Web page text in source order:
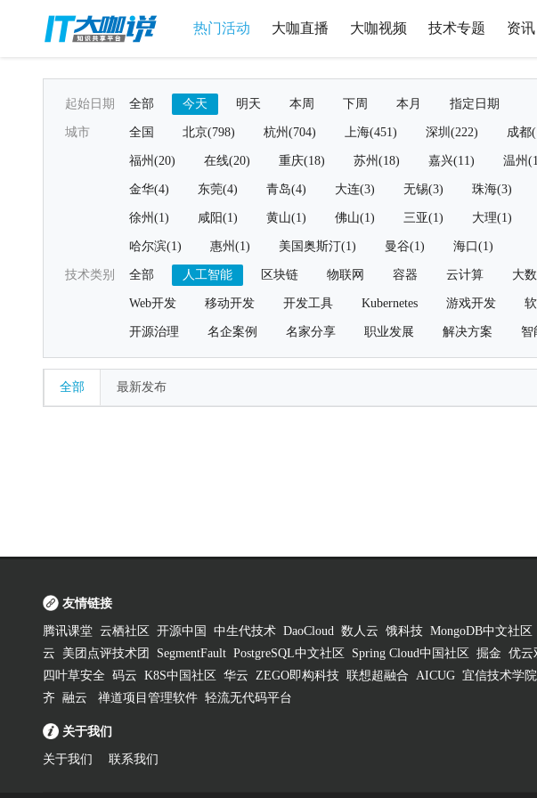
热门活动 大咖直播 大咖视频 技术专题 资讯
起始日期 全部 今天 明天 本周 下周 本月 指定日期
城市 全国 北京(798) 杭州(704) 上海(451) 深圳(222) 成都
福州(20) 在线(20) 重庆(18) 苏州(18) 嘉兴(11) 温州
金华(4) 东莞(4) 青岛(4) 大连(3) 无锡(3) 珠海(3)
徐州(1) 咸阳(1) 黄山(1) 佛山(1) 三亚(1) 大理(1)
哈尔滨(1) 惠州(1) 美国奥斯汀(1) 曼谷(1) 海口(1)
技术类别 全部 人工智能 区块链 物联网 容器 云计算 大
Web开发 移动开发 开发工具 Kubernetes 游戏开发
开源治理 名企案例 名家分享 职业发展 解决方案 智
全部 最新发布
友情链接
腾讯课堂 云栖社区 开源中国 中生代技术 DaoCloud 数人云 饿科技 MongoDB中文社区
云
美团点评技术团 SegmentFault PostgreSQL中文社区 Spring Cloud中国社区 掘金 优云
四叶草安全 码云 K8S中国社区 华云 ZEGO即构科技 联想超融合 AICUG 宜信技术学院
齐 融云 禅道项目管理软件 轻流无代码平台
关于我们
关于我们 联系我们